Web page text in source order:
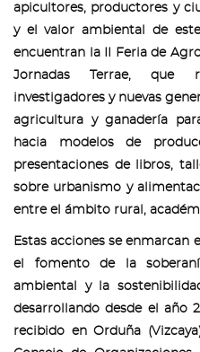
apicultores, productores y
y el valor ambiental de
encuentran la II Feria de
Jornadas Terrae, que
investigadores y nuevas
agricultura y ganadería
hacia modelos de
presentaciones de libros,
sobre urbanismo y
entre el ámbito rural,
Estas acciones se
el fomento de la
ambiental y la
desarrollando desde el año
recibido en Orduña